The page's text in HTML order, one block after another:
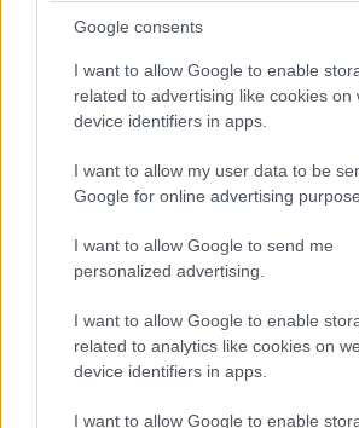
Google consents
I want to allow Google to enable
related to advertising like cookies on
device identifiers in apps.
I want to allow my user data to be
Google for online advertising
I want to allow Google to send me
personalized advertising.
I want to allow Google to enable
related to analytics like cookies on
device identifiers in apps.
I want to allow Google to enable
biztosító VitaMAX Prémium
megvásárolva teljes egészében
lévén a Vodafone január 10-től
havi 3000 vagy 6000 forintot ír jóvá
bónusz feltöltésekkel kapott
használhatóak fel, a felhalmozásukra
3000 forintos jóváírásban
Samsung Galaxy Y(12 990 Ft)
Samsung Galaxy Pocket Neo(16 990
6000 forintos jóváírásban